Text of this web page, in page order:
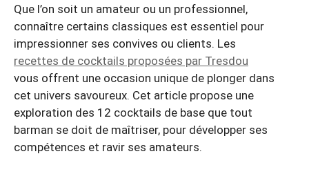
Que l’on soit un amateur ou un professionnel,
connaître certains classiques est essentiel pour
impressionner ses convives ou clients. Les
recettes de cocktails proposées par Tresdou
vous offrent une occasion unique de plonger dans
cet univers savoureux. Cet article propose une
exploration des 12 cocktails de base que tout
barman se doit de maîtriser, pour développer ses
compétences et ravir ses amateurs.